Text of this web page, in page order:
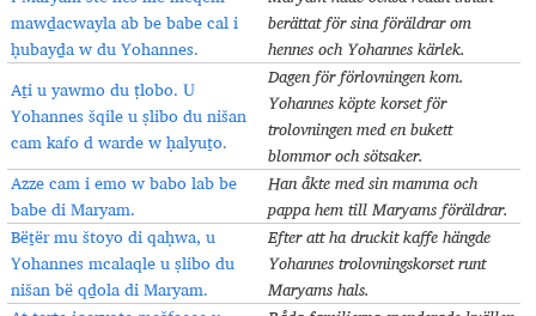
mawḏacwayla ab be babe cal i
ḥubayḏa w du Yohannes.
berättat för sina föräldrar om
hennes och Yohannes kärlek.
Aṯi u yawmo du ṭlobo. U
Yohannes šqile u ṣlibo du nišan
cam kafo d warde w ḥalyuṯo.
Dagen för förlovningen kom.
Yohannes köpte korset för
trolovningen med en bukett
blommor och sötsaker.
Azze cam i emo w babo lab be
babe di Maryam.
Han åkte med sin mamma och
pappa hem till Maryams föräldrar.
Bëṯër mu štoyo di qaḥwa, u
Yohannes mcalaqle u ṣlibo du
nišan bë qḏola di Maryam.
Efter att ha druckit kaffe hängde
Yohannes trolovningskorset runt
Maryams hals.